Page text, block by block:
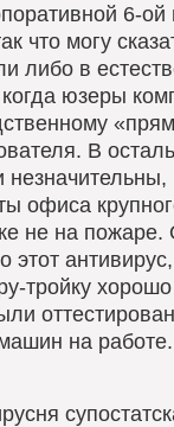
6-ой
что могу
либо в
когда юзеры
В
офиса
не на пожаре.
этот
тройку хорошо
на